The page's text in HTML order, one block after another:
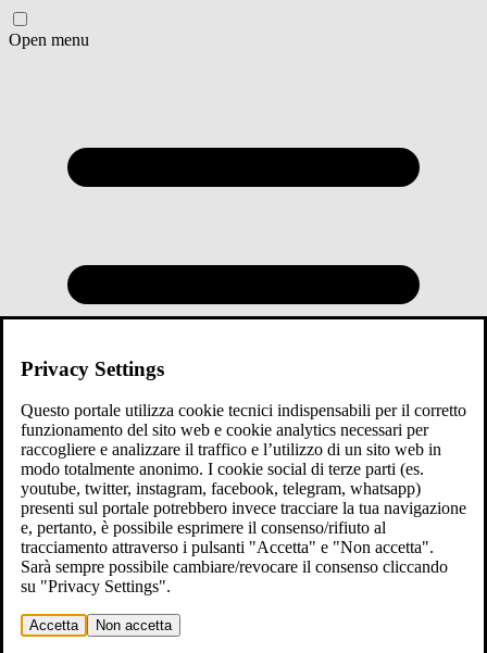
Open menu
Privacy Settings
Questo portale utilizza cookie tecnici indispensabili per il corretto
funzionamento del sito web e cookie analytics necessari per
raccogliere e analizzare il traffico e l’utilizzo di un sito web in
modo totalmente anonimo. I cookie social di terze parti (es.
youtube, twitter, instagram, facebook, telegram, whatsapp)
presenti sul portale potrebbero invece tracciare la tua navigazione
e, pertanto, è possibile esprimere il consenso/rifiuto al
tracciamento attraverso i pulsanti "Accetta" e "Non accetta".
Sarà sempre possibile cambiare/revocare il consenso cliccando
su "Privacy Settings".
Accetta Non accetta